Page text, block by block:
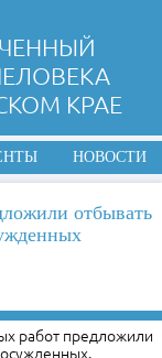
КРАЕ
НОВОСТИ
отбывать
работ предложили